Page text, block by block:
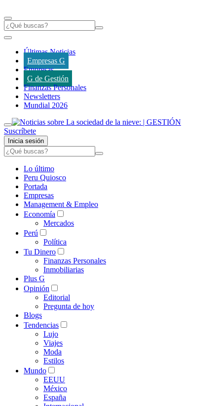
Últimas Noticias
Empresas G
Empresas
G de Gestión
Finanzas Personales
Newsletters
Mundial 2026
Suscríbete
Inicia sesión
Lo último
Peru Quiosco
Portada
Empresas
Management & Empleo
Economía
Mercados
Perú
Política
Tu Dinero
Finanzas Personales
Inmobiliarias
Plus G
Opinión
Editorial
Pregunta de hoy
Blogs
Tendencias
Lujo
Viajes
Moda
Estilos
Mundo
EEUU
México
España